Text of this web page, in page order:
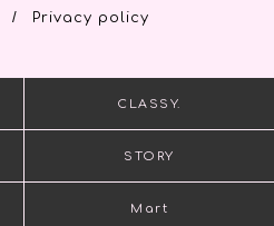
/ Privacy policy
CLASSY.
STORY
Mart